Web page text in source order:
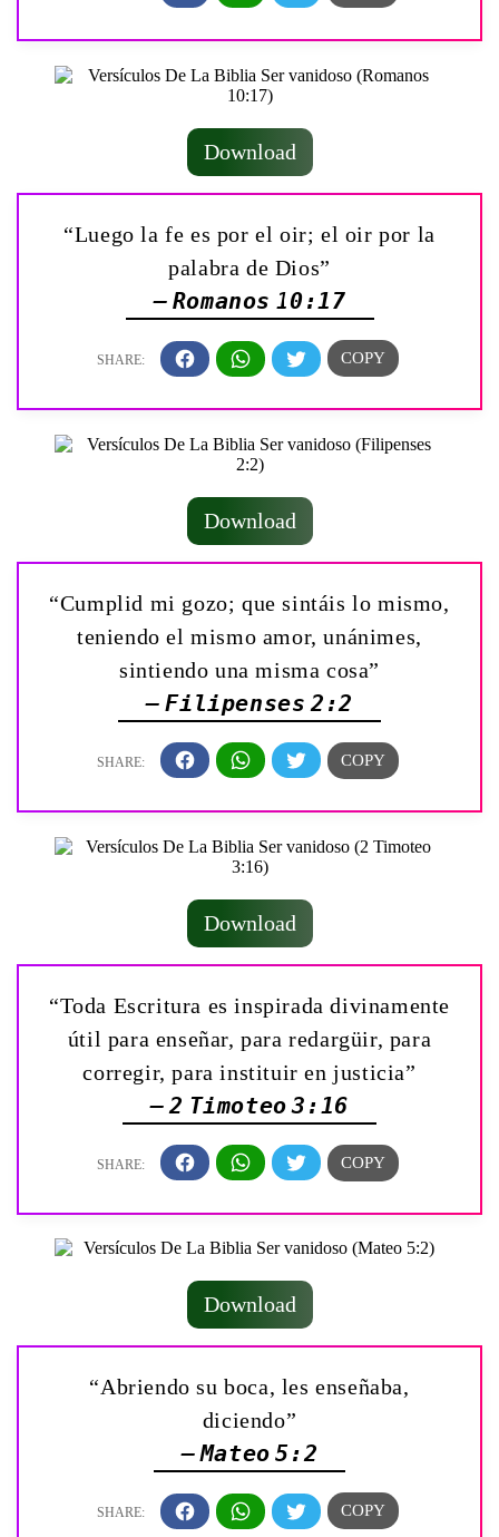
Download
“Luego la fe es por el oir; el oir por la
palabra de Dios”
— Romanos 10:17
Download
“Cumplid mi gozo; que sintáis lo mismo,
teniendo el mismo amor, unánimes,
sintiendo una misma cosa”
— Filipenses 2:2
Download
“Toda Escritura es inspirada divinamente
útil para enseñar, para redargüir, para
corregir, para instituir en justicia”
— 2 Timoteo 3:16
Download
“Abriendo su boca, les enseñaba,
diciendo”
— Mateo 5:2